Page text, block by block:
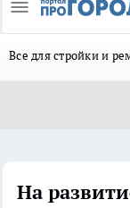
Все для стройки и
На